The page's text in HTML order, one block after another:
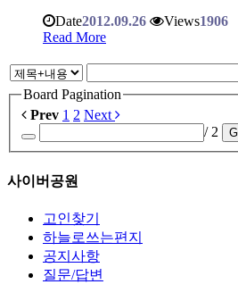
Date2012.09.26 Views1906
Read More
Board Pagination
Prev 1 2 Next
/ 2
사이버공원
고인찾기
하늘로쓰는편지
공지사항
질문/답변